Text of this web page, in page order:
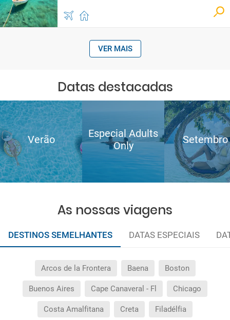
VER MAIS
Datas destacadas
Verão
Especial Adults
Only
Setembro
As nossas viagens
DESTINOS SEMELHANTES DATAS ESPECIAIS
Arcos de la Frontera Baena Boston
Buenos Aires Cape Canaveral - Fl Chicago
Costa Amalfitana Creta Filadélfia